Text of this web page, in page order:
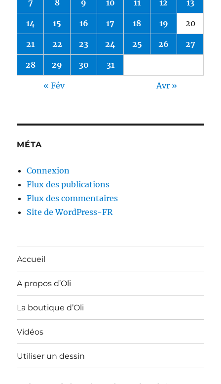
7 8 9 10 11 12 13
14 15 16 17 18 19 20
21 22 23 24 25 26 27
28 29 30 31
« Fév Avr »
MÉTA
Connexion
Flux des publications
Flux des commentaires
Site de WordPress-FR
Accueil
A propos d’Oli
La boutique d’Oli
Vidéos
Utiliser un dessin